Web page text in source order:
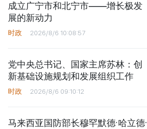
成立广宁市和北宁市——增长极发
展的新动力
时政 2026/8/6 10:08:57
党中央总书记、国家主席苏林：创
新基础设施规划和发展组织工作
时政 2026/8/6 09:10:12
马来西亚国防部长穆罕默德·哈立德·